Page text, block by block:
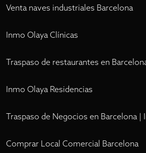
Venta naves industriales Barcelona
Inmo Olaya Clínicas
Traspaso de restaurantes en
Inmo Olaya Residencias
Traspaso de Negocios en Barcelona |
Comprar Local Comercial Barcelona